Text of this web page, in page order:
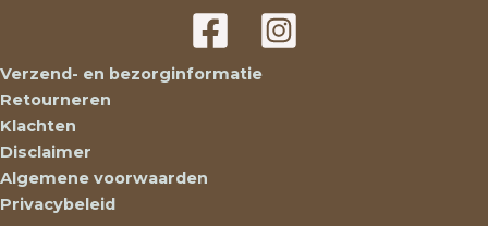
Verzend- en bezorginformatie
Retourneren
Klachten
Disclaimer
Algemene voorwaarden
Privacybeleid